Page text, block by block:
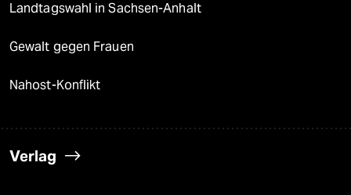
Landtagswahl in Sachsen-Anhalt
Gewalt gegen Frauen
Nahost-Konflikt
Verlag